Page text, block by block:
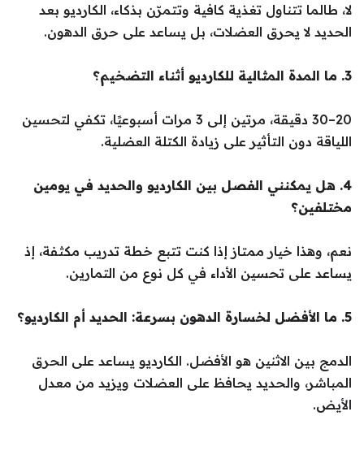
لا، طالما تتناول تغذية كافية وتتمرّن بذكاء، الكارديو بعد
الحديد لا يحرق العضلات، بل يساعد على حرق الدهون.
3. ما المدة المثالية للكارديو أثناء التضخيم؟
20–30 دقيقة، مرتين إلى 3 مرات أسبوعيًا، تكفي لتحسين
اللياقة دون التأثير على زيادة الكتلة العضلية.
4. هل يمكنني الفصل بين الكارديو والحديد في يومين
مختلفين؟
نعم، وهذا خيار ممتاز إذا كنت تتبع خطة تدريب مكثفة، إذ
يساعد على تحسين الأداء في كل نوع من التمارين.
5. ما الأفضل لخسارة الدهون بسرعة: الحديد أم الكارديو؟
الدمج بين الاثنين هو الأفضل. الكارديو يساعد على الحرق
المباشر، والحديد يحافظ على العضلات ويزيد من معدل
الأيض.